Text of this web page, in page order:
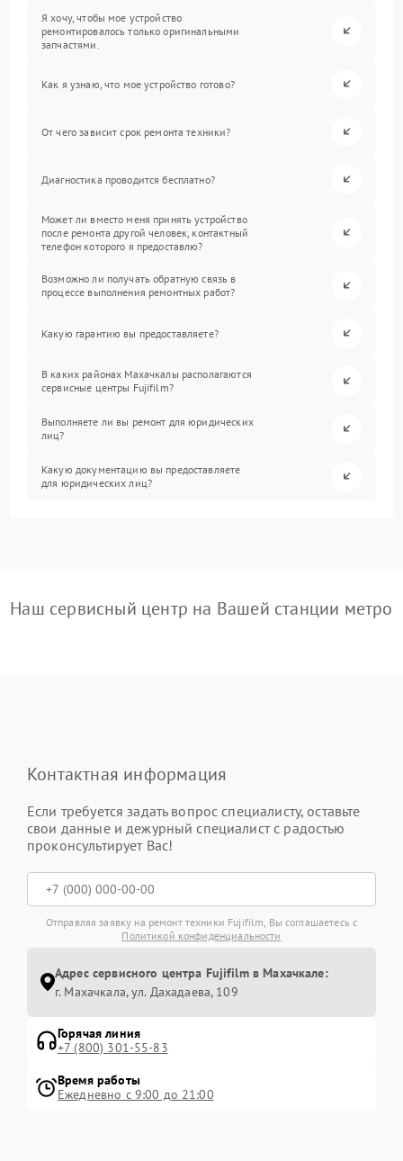
Я хочу, чтобы мое устройство
ремонтировалось только оригинальными
запчастями.
Как я узнаю, что мое устройство готово?
От чего зависит срок ремонта техники?
Диагностика проводится бесплатно?
Может ли вместо меня принять устройство
после ремонта другой человек, контактный
телефон которого я предоставлю?
Возможно ли получать обратную связь в
процессе выполнения ремонтных работ?
Какую гарантию вы предоставляете?
В каких районах Махачкалы располагаются
сервисные центры Fujifilm?
Выполняете ли вы ремонт для юридических
лиц?
Какую документацию вы предоставляете
для юридических лиц?
Наш сервисный центр на Вашей станции метро
Контактная информация
Если требуется задать вопрос специалисту, оставьте
свои данные и дежурный специалист с радостью
проконсультирует Вас!
Отправляя заявку на ремонт техники Fujifilm, Вы соглашаетесь с
Политикой конфиденциальности
Адрес сервисного центра Fujifilm в Махачкале:
г. Махачкала, ул. Дахадаева, 109
Горячая линия
+7 (800) 301-55-83
Время работы
Ежедневно с 9:00 до 21:00